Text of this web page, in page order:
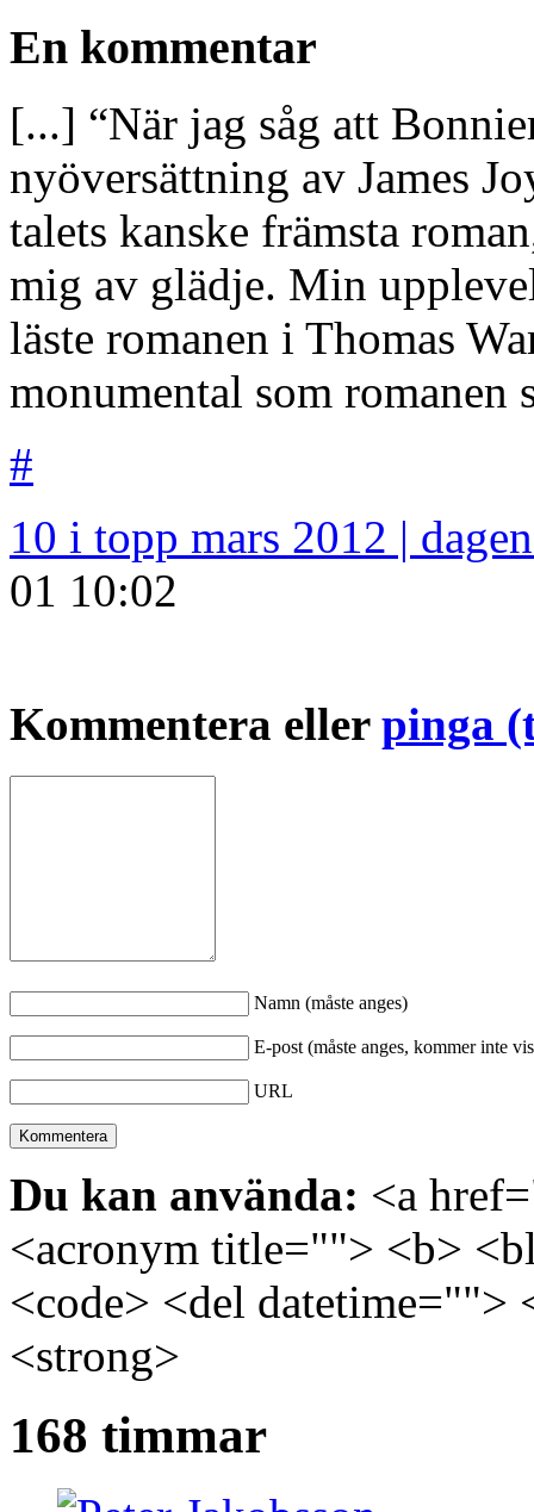
En kommentar
[...] “När jag såg att
nyöversättning av James
talets kanske främsta
mig av glädje. Min
läste romanen i Thomas
monumental som
#
10 i topp mars 2012 |
01 10:02
Kommentera eller pinga
Namn (måste anges)
E-post (måste anges, kommer inte
URL
Du kan använda: <a
<acronym title=""> <b>
<code> <del
<strong>
168 timmar